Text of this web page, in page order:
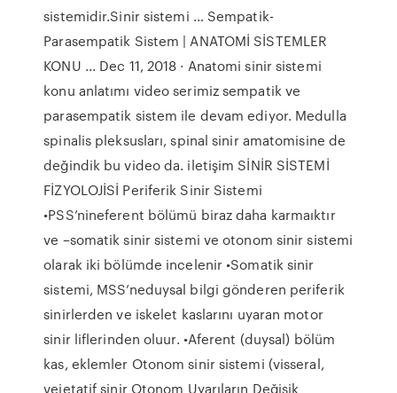
sistemidir.Sinir sistemi … Sempatik-
Parasempatik Sistem | ANATOMİ SİSTEMLER
KONU ... Dec 11, 2018 · Anatomi sinir sistemi
konu anlatımı video serimiz sempatik ve
parasempatik sistem ile devam ediyor. Medulla
spinalis pleksusları, spinal sinir amatomisine de
değindik bu video da. iletişim SİNİR SİSTEMİ
FİZYOLOJİSİ Periferik Sinir Sistemi
•PSS’nineferent bölümü biraz daha karmaıktır
ve –somatik sinir sistemi ve otonom sinir sistemi
olarak iki bölümde incelenir •Somatik sinir
sistemi, MSS’neduysal bilgi gönderen periferik
sinirlerden ve iskelet kaslarını uyaran motor
sinir liflerinden oluur. •Aferent (duysal) bölüm
kas, eklemler Otonom sinir sistemi (visseral,
vejetatif sinir Otonom Uyarıların Değişik